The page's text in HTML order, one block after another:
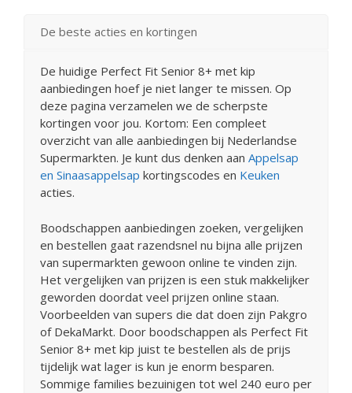
De beste acties en kortingen
De huidige Perfect Fit Senior 8+ met kip
aanbiedingen hoef je niet langer te missen. Op
deze pagina verzamelen we de scherpste
kortingen voor jou. Kortom: Een compleet
overzicht van alle aanbiedingen bij Nederlandse
Supermarkten. Je kunt dus denken aan Appelsap
en Sinaasappelsap kortingscodes en Keuken
acties.
Boodschappen aanbiedingen zoeken, vergelijken
en bestellen gaat razendsnel nu bijna alle prijzen
van supermarkten gewoon online te vinden zijn.
Het vergelijken van prijzen is een stuk makkelijker
geworden doordat veel prijzen online staan.
Voorbeelden van supers die dat doen zijn Pakgro
of DekaMarkt. Door boodschappen als Perfect Fit
Senior 8+ met kip juist te bestellen als de prijs
tijdelijk wat lager is kun je enorm besparen.
Sommige families bezuinigen tot wel 240 euro per